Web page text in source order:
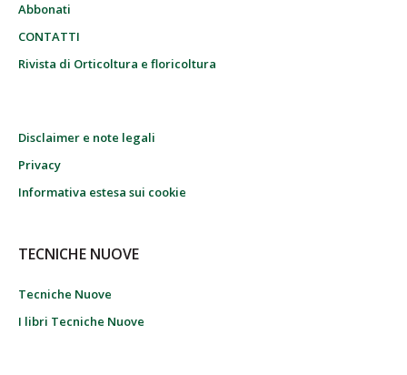
Abbonati
CONTATTI
Rivista di Orticoltura e floricoltura
Disclaimer e note legali
Privacy
Informativa estesa sui cookie
TECNICHE NUOVE
Tecniche Nuove
I libri Tecniche Nuove